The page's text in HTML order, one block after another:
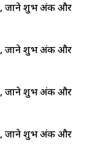
जाने शुभ अंक और
जाने शुभ अंक और
जाने शुभ अंक और
जाने शुभ अंक और